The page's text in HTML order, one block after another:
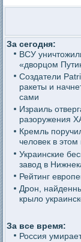
За сегодня:
ВСУ
«дворцом
Создатели
ракеты и
сами
Израиль
разоружения
Кремль
человек в этом
Украинские
завод в
Рейтинг
Дрон,
крыло
За все время:
Россия